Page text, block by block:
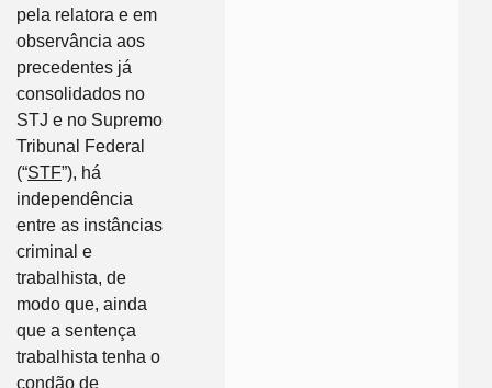
pela relatora e em
observância aos
precedentes já
consolidados no
STJ e no Supremo
Tribunal Federal
(“STF”), há
independência
entre as instâncias
criminal e
trabalhista, de
modo que, ainda
que a sentença
trabalhista tenha o
condão de